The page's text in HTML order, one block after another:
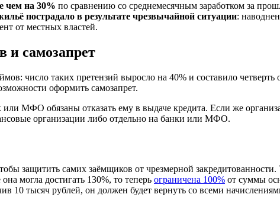
чем на 30% по сравнению со среднемесячным заработком за
пострадало в результате чрезвычайной ситуации:
от местных властей.
и самозапрет
число таких претензий выросло на 40% и составило
оформить самозапрет.
МФО обязаны отказать ему в выдаче кредита. Если же
организации либо отдельно на банки или МФО.
защитить самих заёмщиков от чрезмерной закредитованности.
могла достигать 130%, то теперь ограничена 100% от суммы
10 тысяч рублей, он должен будет вернуть со всеми